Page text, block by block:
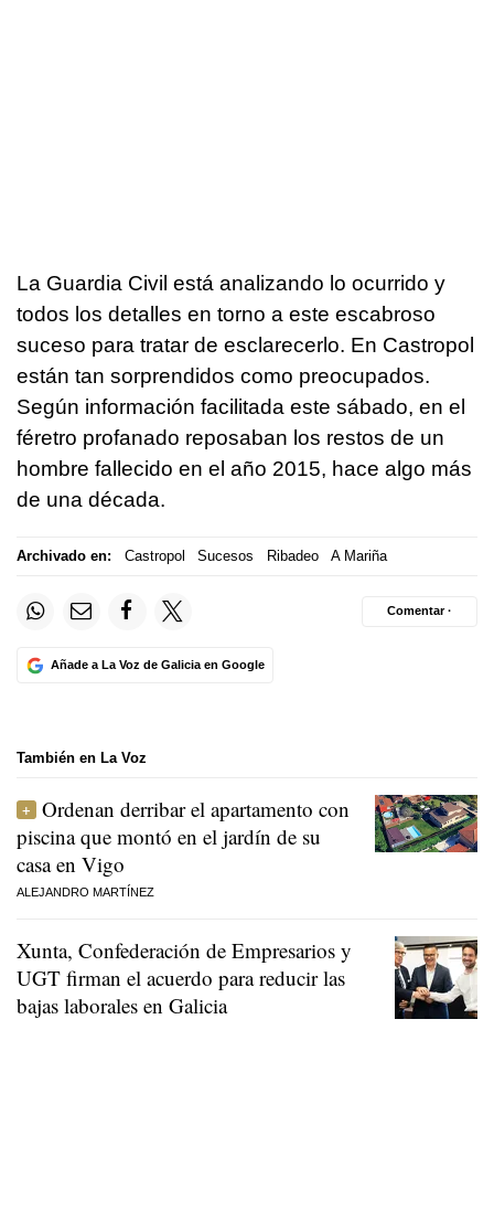
La Guardia Civil está analizando lo ocurrido y
todos los detalles en torno a este escabroso
suceso para tratar de esclarecerlo. En Castropol
están tan sorprendidos como preocupados.
Según información facilitada este sábado, en el
féretro profanado reposaban los restos de un
hombre fallecido en el año 2015, hace algo más
de una década.
Archivado en: Castropol Sucesos Ribadeo A Mariña
Añade a La Voz de Galicia en Google
Comentar ·
También en La Voz
Ordenan derribar el apartamento con
piscina que montó en el jardín de su
casa en Vigo
ALEJANDRO MARTÍNEZ
Xunta, Confederación de Empresarios y
UGT firman el acuerdo para reducir las
bajas laborales en Galicia